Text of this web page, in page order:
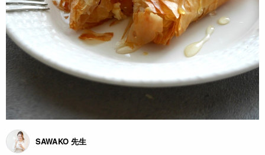
SAWAKO 先生